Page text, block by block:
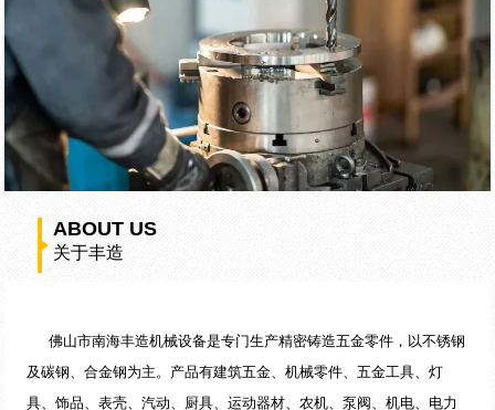
ABOUT US
关于丰造
佛山市南海丰造机械设备是专门生产精密铸造五金零件，以不锈钢
及碳钢、合金钢为主。产品有建筑五金、机械零件、五金工具、灯
具、饰品、表壳、汽动、厨具、运动器材、农机、泵阀、机电、电力